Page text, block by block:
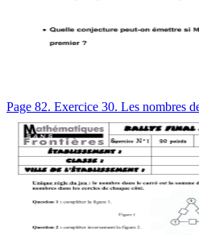
Page 82. Exercice 30. Les nombres